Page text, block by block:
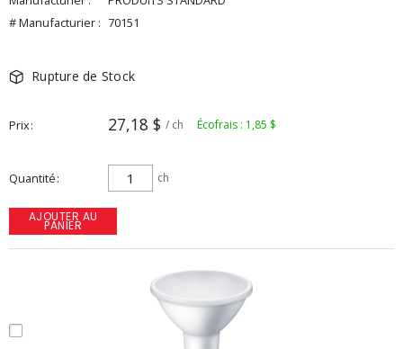
# Manufacturier : 70151
Rupture de Stock
Prix 27,18 $ / ch Écofrais : 1,85 $
Quantité ch
AJOUTER AU
PANIER